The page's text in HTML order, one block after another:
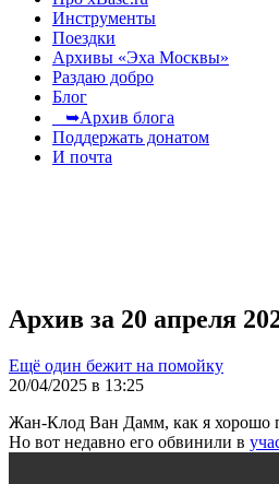
Инструменты
Поездки
Архивы «Эха Москвы»
Раздаю добро
Блог
➥Архив блога
Поддержать донатом
И почта
Архив за 20 апреля
Ещё один бежит на помойку
20/04/2025 в 13:25
Жан-Клод Ван Дамм, как я хорошо
Но вот недавно его обвинили в